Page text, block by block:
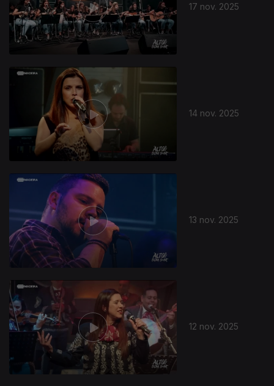
17 nov. 2025
14 nov. 2025
13 nov. 2025
12 nov. 2025